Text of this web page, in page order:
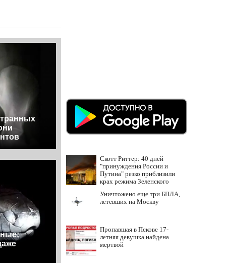
Скотт Риттер: 40 дней
"принуждения России и
Путина" резко приблизили
крах режима Зеленского
Уничтожено еще три БПЛА,
летевших на Москву
Пропавшая в Пскове 17-
летняя девушка найдена
мертвой